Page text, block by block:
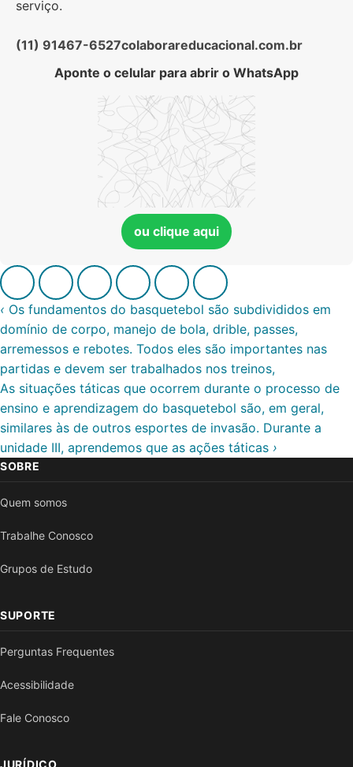
serviço.
(11) 91467-6527colaborareducacional.com.br
Aponte o celular para abrir o WhatsApp
ou clique aqui
Os fundamentos do basquetebol são subdivididos em
domínio de corpo, manejo de bola, drible, passes,
arremessos e rebotes. Todos eles são importantes nas
partidas e devem ser trabalhados nos treinos,
As situações táticas que ocorrem durante o processo de
ensino e aprendizagem do basquetebol são, em geral,
similares às de outros esportes de invasão. Durante a
unidade III, aprendemos que as ações táticas
SOBRE
Quem somos
Trabalhe Conosco
Grupos de Estudo
SUPORTE
Perguntas Frequentes
Acessibilidade
Fale Conosco